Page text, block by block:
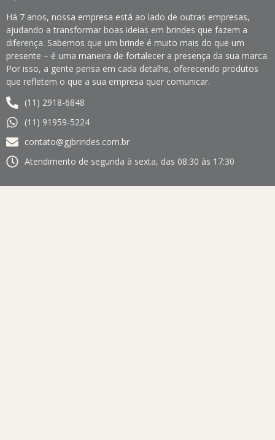
Há 7 anos, nossa empresa está ao lado de outras empresas,
ajudando a transformar boas ideias em brindes que fazem a
diferença. Sabemos que um brinde é muito mais do que um
presente – é uma maneira de fortalecer a presença da sua marca.
Por isso, a gente pensa em cada detalhe, oferecendo produtos
que refletem o que a sua empresa quer comunicar.
(11) 2918-6848
(11) 91959-5224
contato@gjbrindes.com.br
Atendimento de segunda à sexta, das 08:30 às 17:30